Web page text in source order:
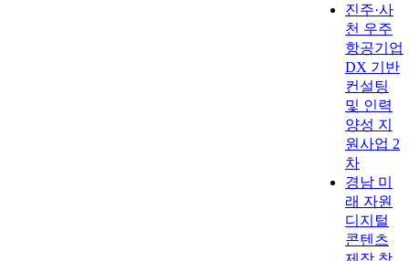
진주·사
천 우주
항공기업
DX 기반
컨설팅
및 인력
양성 지
원사업 2
차
경남 미
래 자원
디지털
콘텐츠